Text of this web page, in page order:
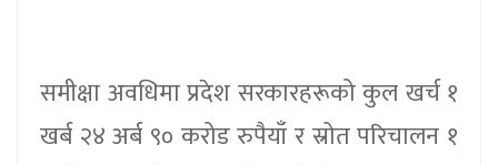
समीक्षा अवधिमा प्रदेश सरकारहरूको कुल खर्च १
खर्ब २४ अर्ब ९० करोड रुपैयाँ र स्रोत परिचालन १